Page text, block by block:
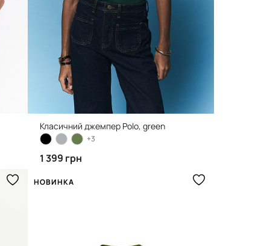
Класичний джемпер Polo, green
+3
1 399 грн
НОВИНКА